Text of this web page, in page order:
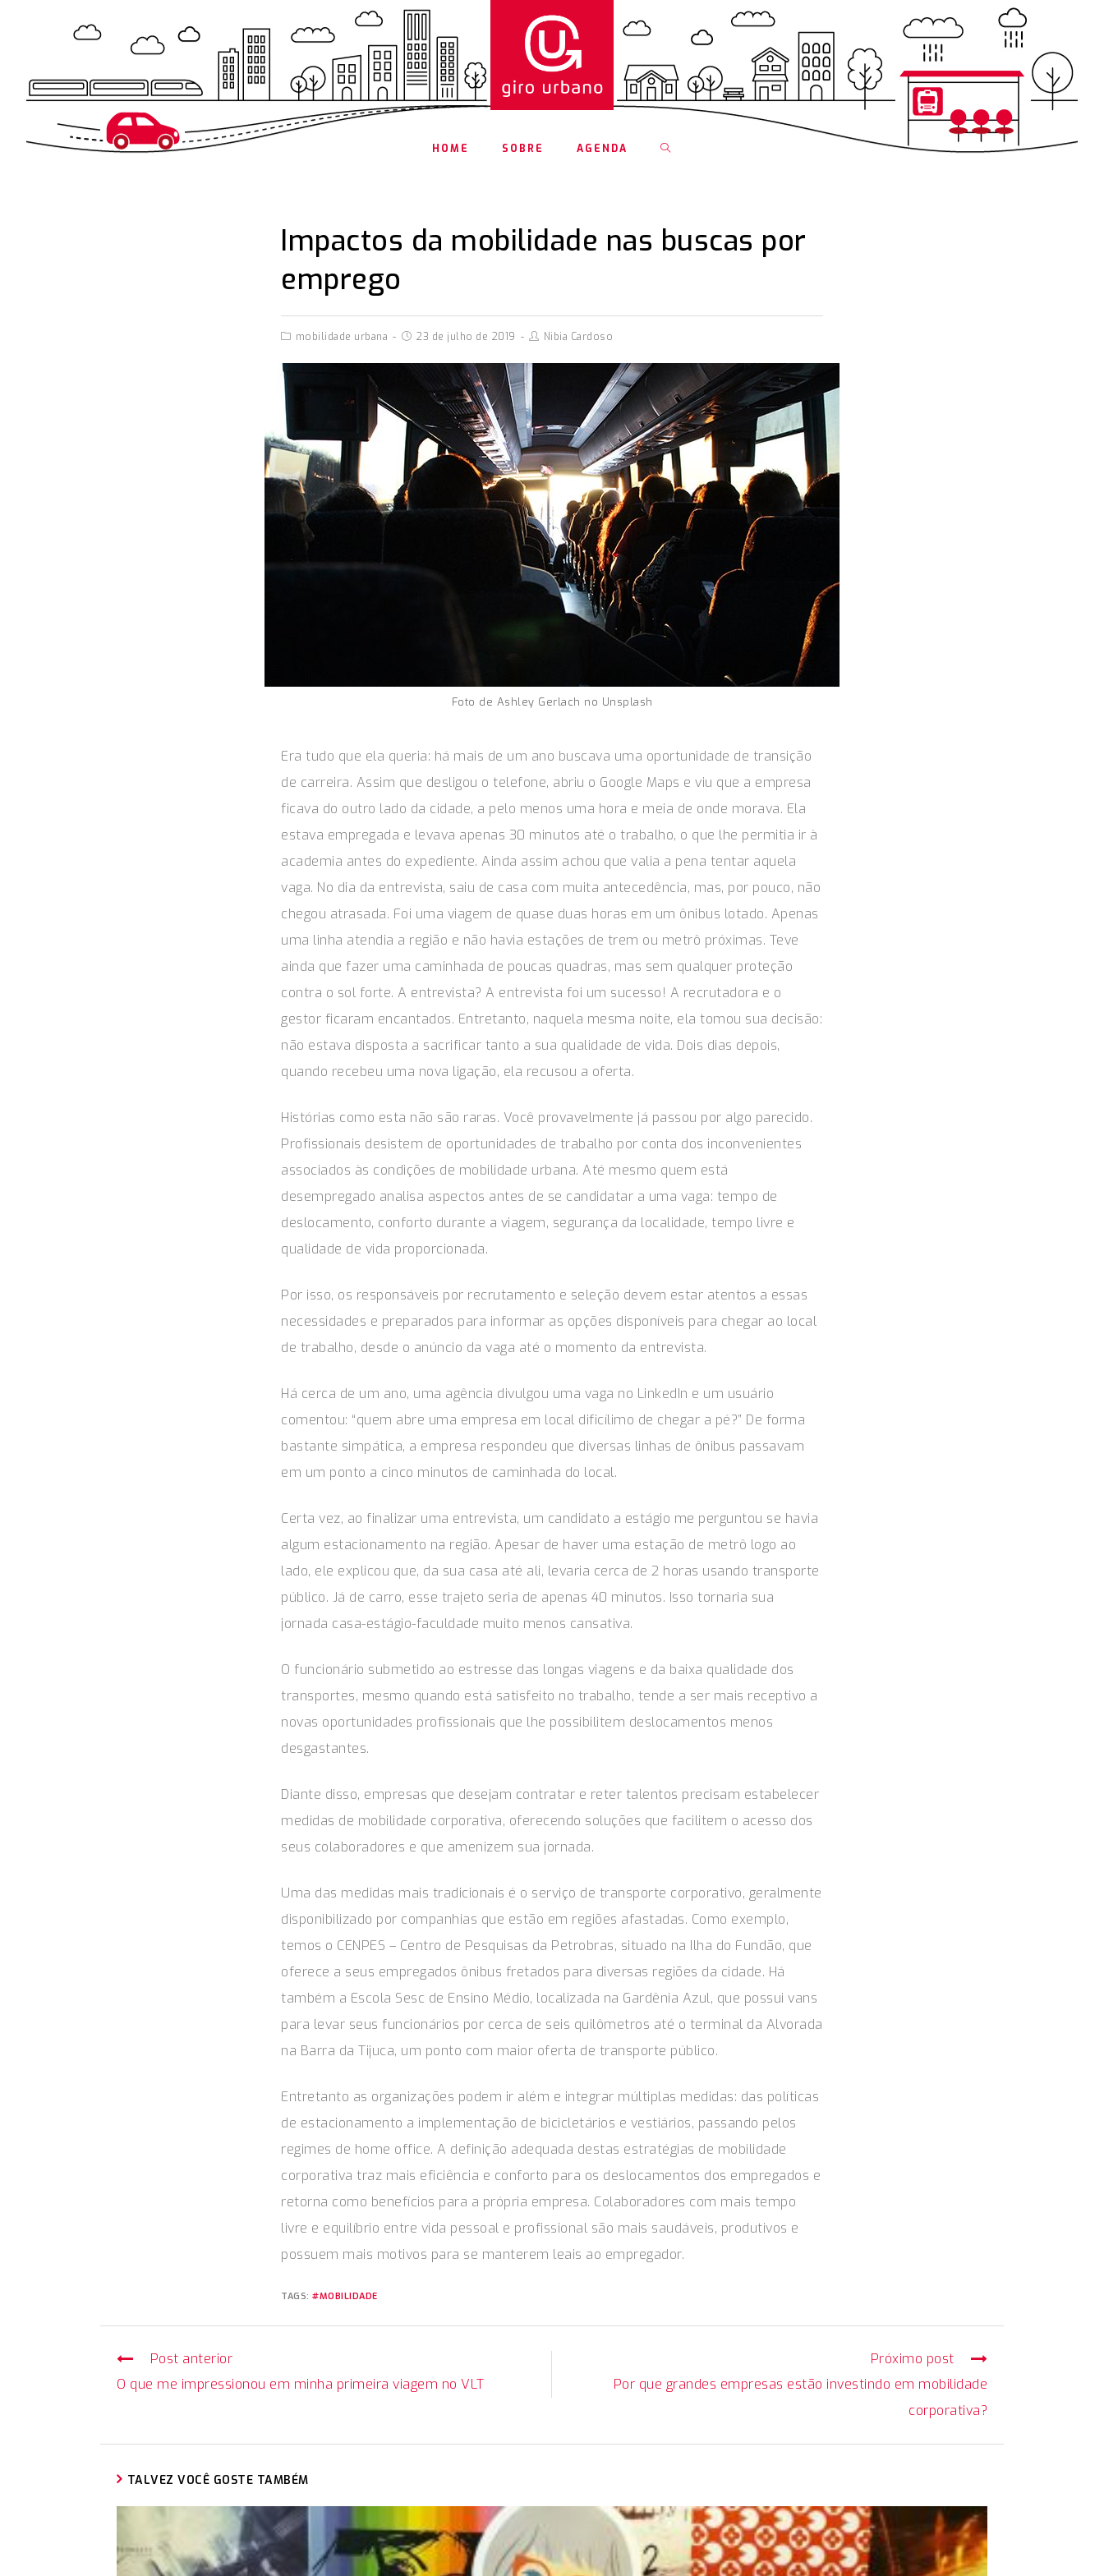
HOME SOBRE AGENDA
Impactos da mobilidade nas buscas por
emprego
mobilidade urbana 23 de julho de 2019 Nibia Cardoso
Foto de Ashley Gerlach no Unsplash
Era tudo que ela queria: há mais de um ano buscava uma oportunidade de transição
de carreira. Assim que desligou o telefone, abriu o Google Maps e viu que a empresa
ficava do outro lado da cidade, a pelo menos uma hora e meia de onde morava. Ela
estava empregada e levava apenas 30 minutos até o trabalho, o que lhe permitia ir à
academia antes do expediente. Ainda assim achou que valia a pena tentar aquela
vaga. No dia da entrevista, saiu de casa com muita antecedência, mas, por pouco, não
chegou atrasada. Foi uma viagem de quase duas horas em um ônibus lotado. Apenas
uma linha atendia a região e não havia estações de trem ou metrô próximas. Teve
ainda que fazer uma caminhada de poucas quadras, mas sem qualquer proteção
contra o sol forte. A entrevista? A entrevista foi um sucesso! A recrutadora e o
gestor ficaram encantados. Entretanto, naquela mesma noite, ela tomou sua decisão:
não estava disposta a sacrificar tanto a sua qualidade de vida. Dois dias depois,
quando recebeu uma nova ligação, ela recusou a oferta.
Histórias como esta não são raras. Você provavelmente já passou por algo parecido.
Profissionais desistem de oportunidades de trabalho por conta dos inconvenientes
associados às condições de mobilidade urbana. Até mesmo quem está
desempregado analisa aspectos antes de se candidatar a uma vaga: tempo de
deslocamento, conforto durante a viagem, segurança da localidade, tempo livre e
qualidade de vida proporcionada.
Por isso, os responsáveis por recrutamento e seleção devem estar atentos a essas
necessidades e preparados para informar as opções disponíveis para chegar ao local
de trabalho, desde o anúncio da vaga até o momento da entrevista.
Há cerca de um ano, uma agência divulgou uma vaga no LinkedIn e um usuário
comentou: “quem abre uma empresa em local dificílimo de chegar a pé?” De forma
bastante simpática, a empresa respondeu que diversas linhas de ônibus passavam
em um ponto a cinco minutos de caminhada do local.
Certa vez, ao finalizar uma entrevista, um candidato a estágio me perguntou se havia
algum estacionamento na região. Apesar de haver uma estação de metrô logo ao
lado, ele explicou que, da sua casa até ali, levaria cerca de 2 horas usando transporte
público. Já de carro, esse trajeto seria de apenas 40 minutos. Isso tornaria sua
jornada casa-estágio-faculdade muito menos cansativa.
O funcionário submetido ao estresse das longas viagens e da baixa qualidade dos
transportes, mesmo quando está satisfeito no trabalho, tende a ser mais receptivo a
novas oportunidades profissionais que lhe possibilitem deslocamentos menos
desgastantes.
Diante disso, empresas que desejam contratar e reter talentos precisam estabelecer
medidas de mobilidade corporativa, oferecendo soluções que facilitem o acesso dos
seus colaboradores e que amenizem sua jornada.
Uma das medidas mais tradicionais é o serviço de transporte corporativo, geralmente
disponibilizado por companhias que estão em regiões afastadas. Como exemplo,
temos o CENPES – Centro de Pesquisas da Petrobras, situado na Ilha do Fundão, que
oferece a seus empregados ônibus fretados para diversas regiões da cidade. Há
também a Escola Sesc de Ensino Médio, localizada na Gardênia Azul, que possui vans
para levar seus funcionários por cerca de seis quilômetros até o terminal da Alvorada
na Barra da Tijuca, um ponto com maior oferta de transporte público.
Entretanto as organizações podem ir além e integrar múltiplas medidas: das políticas
de estacionamento a implementação de bicicletários e vestiários, passando pelos
regimes de home office. A definição adequada destas estratégias de mobilidade
corporativa traz mais eficiência e conforto para os deslocamentos dos empregados e
retorna como benefícios para a própria empresa. Colaboradores com mais tempo
livre e equilíbrio entre vida pessoal e profissional são mais saudáveis, produtivos e
possuem mais motivos para se manterem leais ao empregador.
TAGS: #MOBILIDADE
C
o
n
u
r
Post anterior
O que me impressionou em minha primeira viagem no VLT
Próximo post
Por que grandes empresas estão investindo em mobilidade
corporativa?
TALVEZ VOCÊ GOSTE TAMBÉM